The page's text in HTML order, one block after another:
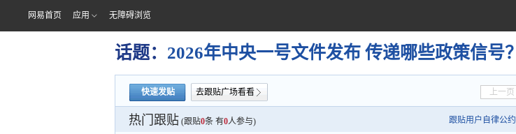
网易首页 应用 无障碍浏览
话题： 2026年中央一号文件发布 传递哪些政策信号？
快速发贴 去跟贴广场看看 上一页
热门跟贴 (跟贴0条 有0人参与) 跟贴用户自律公约